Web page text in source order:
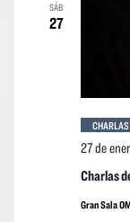
SÁB
27
Charlas
27 de
Gran Sala